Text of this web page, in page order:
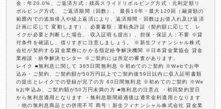
金：年20.0%、ご返済方式：残高スライドリボルビング方式・元利定額リ
ボルビング方式、 ご返済期間（回数）、 最長10年・最大120回（融資額の
範囲内での追加借入や繰上返済により、返済期間・回数はお借入れ及び返済
計画に応じて 変動します）、必要書類：運転免許証（契約額に応じて、レ
イクが必要と判断した場合、 収入証明も提出）、担保・保証人：不要 ※貸
付条件を確認し、借りすぎに注意しましょう。 ※新生フィナンシャル株式
会社が契約する貸金業務にかかる指定紛争解決機関 ※日本貸金業協会 貸金
業相談・紛争解決センター ※ご契約には所定の審査があります。
レイク ■無利息に関して 365日間無利息 ※初めてのご契約 ※Webでお申
込み・ご契約、ご契約額が50万円以上でご契約後59日以内に収入証明書類
の提出とレイクでの登録が完了の方 60日間無利息 ※初めてのご契約 ※We
bお申込み、ご契約額が50万円未満の方 ■無利息の注意点 ・初回契約翌日
から無利息適用となります ・無利息期間経過後は通常金利適用となります
・他の無利息商品との併用不可 商号：新生フィナンシャル株式会社 貸金業